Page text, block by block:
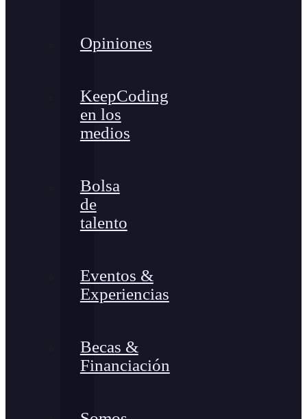
Opiniones
KeepCoding
en los
medios
Bolsa
de
talento
Eventos &
Experiencias
Becas &
Financiación